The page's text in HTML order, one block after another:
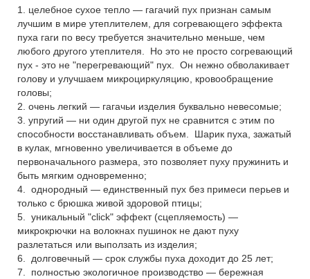
1. целебное сухое тепло — гагачий пух признан самым
лучшим в мире утеплителем, для согревающего эффекта
пуха гаги по весу требуется значительно меньше, чем
любого другого утеплителя. Но это не просто согревающий
пух - это не "перегревающий" пух. Он нежно обволакивает
голову и улучшаем микроциркуляцию, кровообращение
головы;
2. очень легкий — гагачьи изделия буквально невесомые;
3. упругий — ни один другой пух не сравнится с этим по
способности восстанавливать объем. Шарик пуха, зажатый
в кулак, мгновенно увеличивается в объеме до
первоначального размера, это позволяет пуху пружинить и
быть мягким одновременно;
4. однородный — единственный пух без примеси перьев и
только с брюшка живой здоровой птицы;
5. уникальный "click" эффект (сцепляемость) —
микрокрючки на волокнах пушинок не дают пуху
разлетаться или выползать из изделия;
6. долговечный — срок службы пуха доходит до 25 лет;
7. полностью экологичное производство — бережная